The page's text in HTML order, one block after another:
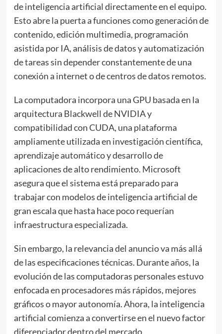
de inteligencia artificial directamente en el equipo.
Esto abre la puerta a funciones como generación de
contenido, edición multimedia, programación
asistida por IA, análisis de datos y automatización
de tareas sin depender constantemente de una
conexión a internet o de centros de datos remotos.
La computadora incorpora una GPU basada en la
arquitectura Blackwell de NVIDIA y
compatibilidad con CUDA, una plataforma
ampliamente utilizada en investigación científica,
aprendizaje automático y desarrollo de
aplicaciones de alto rendimiento. Microsoft
asegura que el sistema está preparado para
trabajar con modelos de inteligencia artificial de
gran escala que hasta hace poco requerían
infraestructura especializada.
Sin embargo, la relevancia del anuncio va más allá
de las especificaciones técnicas. Durante años, la
evolución de las computadoras personales estuvo
enfocada en procesadores más rápidos, mejores
gráficos o mayor autonomía. Ahora, la inteligencia
artificial comienza a convertirse en el nuevo factor
diferenciador dentro del mercado.